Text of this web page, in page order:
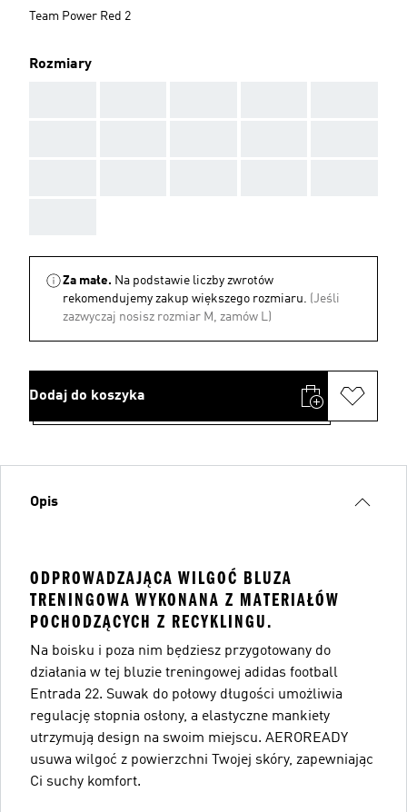
Team Power Red 2
Rozmiary
Za małe. Na podstawie liczby zwrotów
rekomendujemy zakup większego rozmiaru. (Jeśli
zazwyczaj nosisz rozmiar M, zamów L)
Dodaj do koszyka
Opis
ODPROWADZAJĄCA WILGOĆ BLUZA
TRENINGOWA WYKONANA Z MATERIAŁÓW
POCHODZĄCYCH Z RECYKLINGU.
Na boisku i poza nim będziesz przygotowany do
działania w tej bluzie treningowej adidas football
Entrada 22. Suwak do połowy długości umożliwia
regulację stopnia osłony, a elastyczne mankiety
utrzymują design na swoim miejscu. AEROREADY
usuwa wilgoć z powierzchni Twojej skóry, zapewniając
Ci suchy komfort.